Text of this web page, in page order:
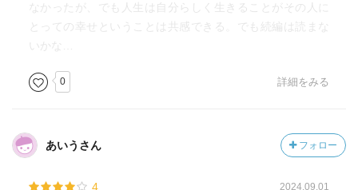
なかったが、でも人生は自分らしく生きることがその人に
とっての幸せということは共感できる。でも続編は読まな
いかな…
0 詳細をみる
あいうさん フォロー
4 2024.09.01